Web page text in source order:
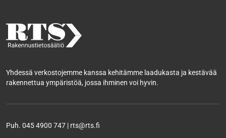
Yhdessä verkostojemme kanssa kehitämme laadukasta ja kestävää
rakennettua ympäristöä, jossa ihminen voi hyvin.
Puh. 045 4900 747 | rts@rts.fi